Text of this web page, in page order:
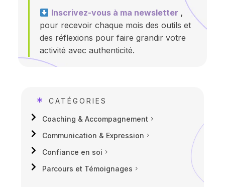
Inscrivez-vous à ma newsletter ,
pour recevoir chaque mois des outils et
des réflexions pour faire grandir votre
activité avec authenticité.
* CATÉGORIES
Coaching & Accompagnement
Communication & Expression
Confiance en soi
Parcours et Témoignages